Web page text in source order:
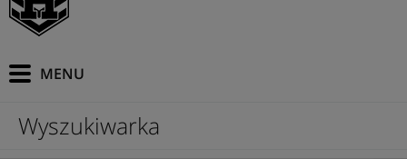
Wyszukiwarka